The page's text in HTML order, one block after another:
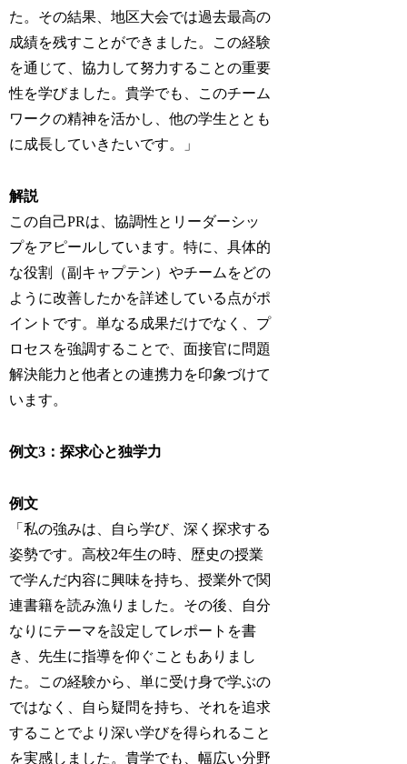
た。その結果、地区大会では過去最高の
成績を残すことができました。この経験
を通じて、協力して努力することの重要
性を学びました。貴学でも、このチーム
ワークの精神を活かし、他の学生ととも
に成長していきたいです。」
解説
この自己PRは、協調性とリーダーシッ
プをアピールしています。特に、具体的
な役割（副キャプテン）やチームをどの
ように改善したかを詳述している点がポ
イントです。単なる成果だけでなく、プ
ロセスを強調することで、面接官に問題
解決能力と他者との連携力を印象づけて
います。
例文3：探求心と独学力
例文
「私の強みは、自ら学び、深く探求する
姿勢です。高校2年生の時、歴史の授業
で学んだ内容に興味を持ち、授業外で関
連書籍を読み漁りました。その後、自分
なりにテーマを設定してレポートを書
き、先生に指導を仰ぐこともありまし
た。この経験から、単に受け身で学ぶの
ではなく、自ら疑問を持ち、それを追求
することでより深い学びを得られること
を実感しました。貴学でも、幅広い分野